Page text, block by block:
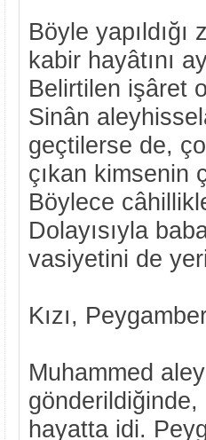
Böyle
kabir hayâtını
Belirtilen işâret
Sinân
geçtilerse de,
çıkan kimsenin
Böylece
Dolayısıyla
vasiyetini de
Kızı,
Muhammed
gönderildiğinde,
hayatta idi.